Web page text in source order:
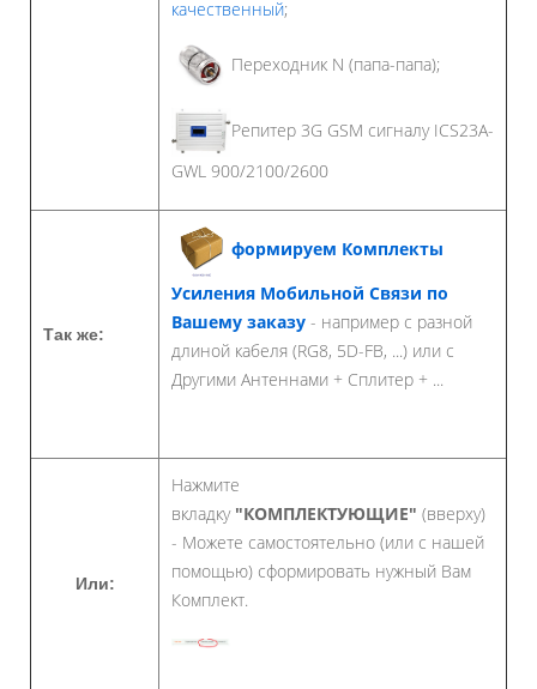
качественный;
Переходник N (папа-папа);
Репитер 3G GSM сигналу ICS23A-
GWL 900/2100/2600
Так же:
формируем Комплекты
Усиления Мобильной Связи по
Вашему заказу - например с разной
длиной кабеля (RG8, 5D-FB, ...) или с
Другими Антеннами + Сплитер + ...
Или:
Нажмите
вкладку "КОМПЛЕКТУЮЩИЕ" (вверху)
- Можете самостоятельно (или с нашей
помощью) сформировать нужный Вам
Комплект.